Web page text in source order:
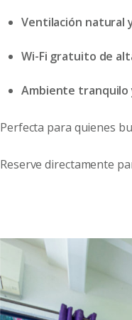
Ventilación natural
Wi-Fi gratuito de
Ambiente tranquilo
Perfecta para quienes
Reserve directamente